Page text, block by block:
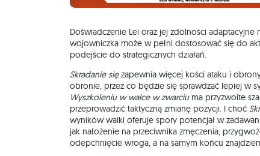
Doświadczenie Lei oraz jej zdolności
wojowniczka może w pełni dostosować się do
podejście do strategicznych działań.
Skradanie sięzapewnia więcej kości ataku i
obronie, przez co będzie się sprawdzać lepiej w
Wyszkoleniu w walce w zwarciuma przyzwoite
przeprowadzić taktyczną zmianę pozycji. I choć
wyników walki oferuje spory potencjał w
jak nałożenie na przeciwnika zmęczenia,
odepchnięcie wroga, a na samym końcu